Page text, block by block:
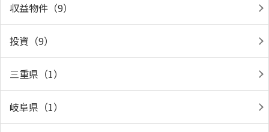
収益物件（9）
投資（9）
三重県（1）
岐阜県（1）